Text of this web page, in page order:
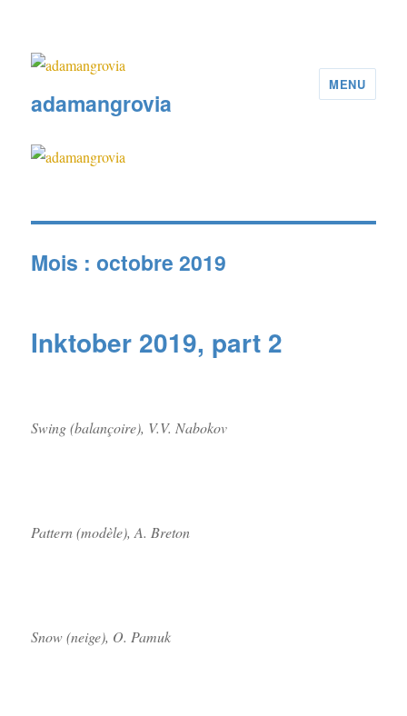
adamangrovia
MENU
Mois :octobre 2019
Inktober 2019, part 2
Swing (balançoire), V.V. Nabokov
Pattern (modèle), A. Breton
Snow (neige), O. Pamuk